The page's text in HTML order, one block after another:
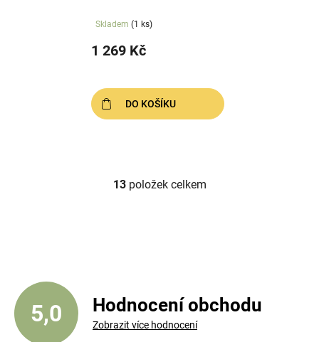
Skladem (1 ks)
1 269 Kč
DO KOŠÍKU
O
í
p
r
13položek celkem
5,0 Hodnocení obchodu
Zobrazit více hodnocení